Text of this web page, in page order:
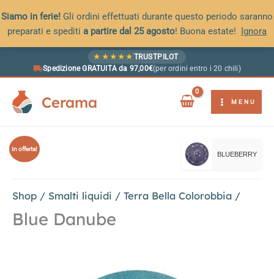
Siamo in ferie! Gli ordini effettuati durante questo periodo saranno
preparati e spediti a partire dal 25 agosto! Buona estate! Ignora
★ ★ ★ ★ ★ TRUSTPILOT
Spedizione GRATUITA da 97,00€(per ordini entro i 20 chili)
Cerama MENU
In offerta!
BLUEBERRY
Shop / Smalti liquidi / Terra Bella Colorobbia /
Blue Danube